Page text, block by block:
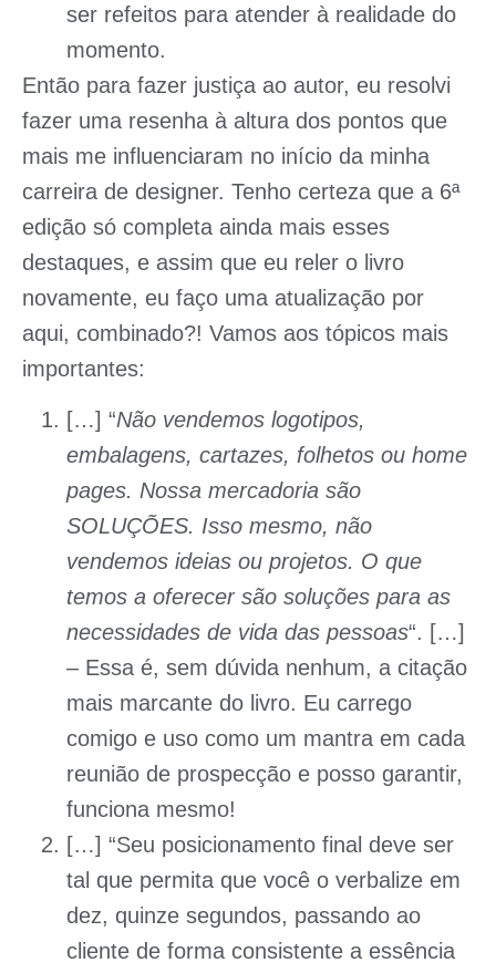
ser refeitos para atender à realidade do
momento.
Então para fazer justiça ao autor, eu resolvi
fazer uma resenha à altura dos pontos que
mais me influenciaram no início da minha
carreira de designer. Tenho certeza que a 6ª
edição só completa ainda mais esses
destaques, e assim que eu reler o livro
novamente, eu faço uma atualização por
aqui, combinado?! Vamos aos tópicos mais
importantes:
[…] “Não vendemos logotipos,
embalagens, cartazes, folhetos ou home
pages. Nossa mercadoria são
SOLUÇÕES. Isso mesmo, não
vendemos ideias ou projetos. O que
temos a oferecer são soluções para as
necessidades de vida das pessoas“. […]
– Essa é, sem dúvida nenhum, a citação
mais marcante do livro. Eu carrego
comigo e uso como um mantra em cada
reunião de prospecção e posso garantir,
funciona mesmo!
[…] “Seu posicionamento final deve ser
tal que permita que você o verbalize em
dez, quinze segundos, passando ao
cliente de forma consistente a essência